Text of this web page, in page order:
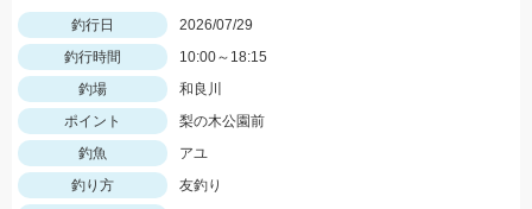
釣行日
2026/07/29
釣行時間
10:00～18:15
釣場
和良川
ポイント
梨の木公園前
釣魚
アユ
釣り方
友釣り